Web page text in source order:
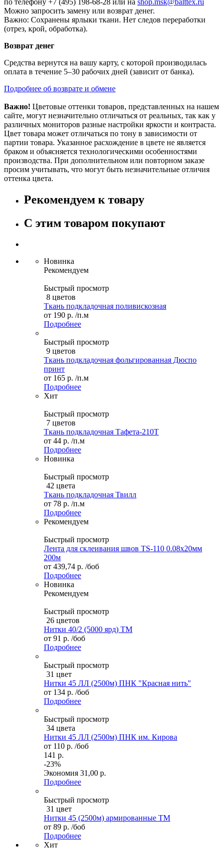
по телефону +7 (495) 198-68-28 или на shop.msk@balttex.ru
Можно запросить замену или возврат денег.
Важно: Сохранены ярлыки ткани. Нет следов переработки
(отрез, крой, обработка).
Возврат денег
Средства вернутся на вашу карту, с которой производилась
оплата в течение 5–30 рабочих дней (зависит от банка).
Подробнее об возврате и обмене
Важно! Цветовые оттенки товаров, представленных на нашем
сайте, могут незначительно отличаться от реальных, так как у
различных мониторов разные настройки яркости и контраста.
Цвет товара может отличаться по тону в зависимости от
партии товара. Указанное расхождение в цвете не является
браком и объясняется технологическими особенностями
производства. При дополнительном или повторном заказе
просим учитывать, что могут быть незначительные отличия
оттенка цвета.
Рекомендуем к товару
С этим товаром покупают
Новинка
Рекомендуем
Быстрый просмотр
8 цветов
Ткань подкладочная поливискозная
от 190 р. /п.м
Подробнее
Быстрый просмотр
9 цветов
Ткань подкладочная фольгированная Дюспо
принт
от 165 р. /п.м
Подробнее
Хит
Быстрый просмотр
7 цветов
Ткань подкладочная Тафета-210T
от 44 р. /п.м
Подробнее
Новинка
Быстрый просмотр
42 цвета
Ткань подкладочная Твилл
от 78 р. /п.м
Подробнее
Рекомендуем
Быстрый просмотр
Лента для склеивания швов TS-110 0.08х20мм
200м
от 439,74 р. /боб
Подробнее
Новинка
Рекомендуем
Быстрый просмотр
26 цветов
Нитки 40/2 (5000 ярд) ТМ
от 91 р. /боб
Подробнее
Быстрый просмотр
31 цвет
Нитки 45 ЛЛ (2500м) ПНК "Красная нить"
от 134 р. /боб
Подробнее
Быстрый просмотр
34 цвета
Нитки 45 ЛЛ (2500м) ПНК им. Кирова
от 110 р. /боб
141 р.
-23%
Экономия 31,00 р.
Подробнее
Быстрый просмотр
31 цвет
Нитки 45 (2500м) армированные ТМ
от 89 р. /боб
Подробнее
Хит